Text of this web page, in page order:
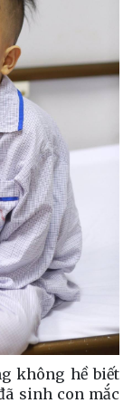
không hề biết
sinh con mắc